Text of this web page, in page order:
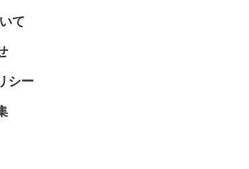
て
シー